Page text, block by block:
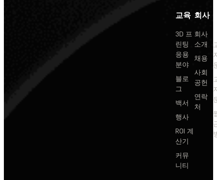
교육
3D 프
린팅
응용
분야
블로
그
백서
행사
ROI 계
산기
커뮤
니티
회사
회사
소개
채용
사회
공헌
연락
처